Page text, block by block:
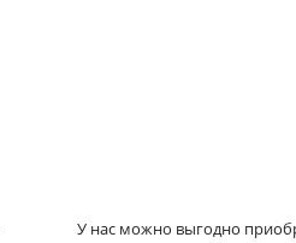
У нас можно выгодно